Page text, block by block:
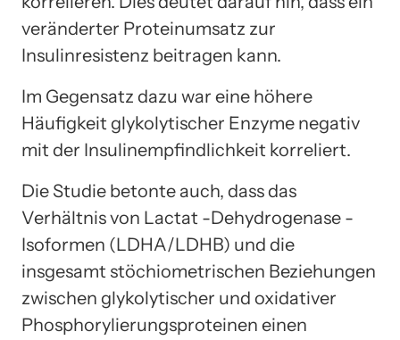
veränderter Proteinumsatz zur
Insulinresistenz beitragen kann.
Im Gegensatz dazu war eine höhere
Häufigkeit glykolytischer Enzyme negativ
mit der Insulinempfindlichkeit korreliert.
Die Studie betonte auch, dass das
Verhältnis von Lactat -Dehydrogenase -
Isoformen (LDHA/LDHB) und die
insgesamt stöchiometrischen Beziehungen
zwischen glykolytischer und oxidativer
Phosphorylierungsproteinen einen